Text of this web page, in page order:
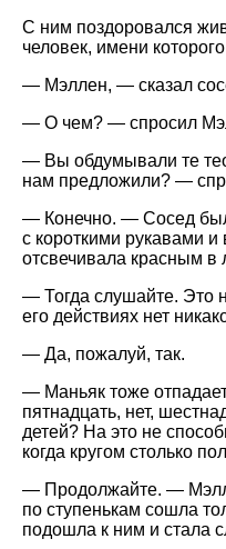
С ним поздоровался
человек, имени
— Мэллен, — сказал
— О чем? — спросил
— Вы обдумывали те
нам предложили? —
— Конечно. — Сосед
с короткими рукавами
отсвечивала красным в
— Тогда слушайте. Это
его действиях нет
— Да, пожалуй, так.
— Маньяк тоже
пятнадцать, нет,
детей? На это не
когда кругом столько
— Продолжайте. —
по ступенькам сошла
подошла к ним и стала